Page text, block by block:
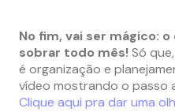
No fim, vai ser mágico:
sobrar todo mês!Só
é organização e
vídeo mostrando o passo
Clique aqui pra dar uma